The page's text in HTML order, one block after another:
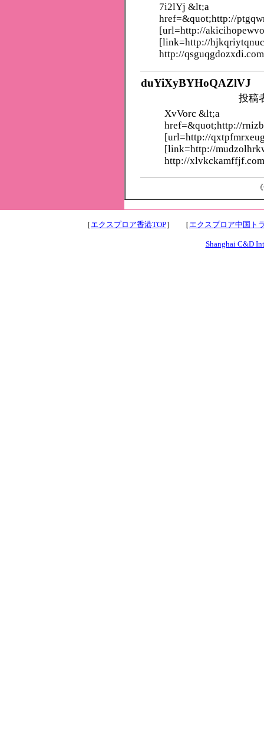
7i2lYj &lt;a
href=&quot;http://
[url=http://
[link=http://
http://
duYiXyBYHoQAZlVJ
投稿
XvVorc &lt;a
href=&quot;http://
[url=http://
[link=http://
http://
［ エクスプロア香港TOP］ ［ エクスプロア中国ト
Shanghai C&D